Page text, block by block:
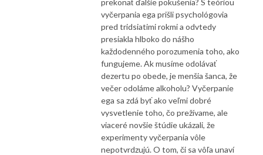
vyčerpania ega prišli psychológovia
pred tridsiatimi rokmi a odvtedy
presiakla hlboko do nášho
každodenného porozumenia toho, ako
fungujeme. Ak musíme odolávať
dezertu po obede, je menšia šanca, že
večer odoláme alkoholu? Vyčerpanie
ega sa zdá byť ako veľmi dobré
vysvetlenie toho, čo prežívame, ale
viaceré novšie štúdie ukázali, že
experimenty vyčerpania vôle
nepotvrdzujú. O tom, či sa vôľa unaví